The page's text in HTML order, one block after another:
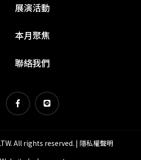
展演活動
本月聚焦
聯絡我們
All rights reserved. | 隱私權聲明